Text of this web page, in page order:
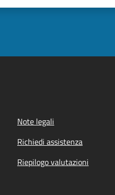
Note legali
Richiedi assistenza
Riepilogo valutazioni